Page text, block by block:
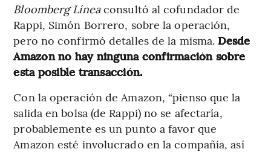
Bloomberg Líneaconsultó al cofundador de
Rappi, Simón Borrero, sobre la operación,
pero no confirmó detalles de la misma. Desde
Amazon no hay ninguna confirmación sobre
esta posible transacción.
Con la operación de Amazon, “pienso que la
salida en bolsa (de Rappi) no se afectaría,
probablemente es un punto a favor que
Amazon esté involucrado en la compañía, así